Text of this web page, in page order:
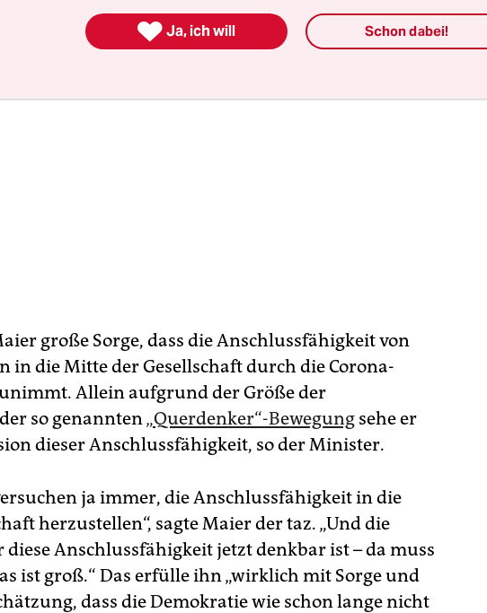
große Sorge, dass die Anschlussfähigkeit von
in die Mitte der Gesellschaft durch die Corona-
Allein aufgrund der Größe der
so genannten„Querdenker“-Bewegung sehe er
dieser Anschlussfähigkeit, so der Minister.
ja immer, die Anschlussfähigkeit in die
herzustellen“, sagte Maier der taz. „Und die
Anschlussfähigkeit jetzt denkbar ist – da muss
ist groß.“ Das erfülle ihn „wirklich mit Sorge und
dass die Demokratie wie schon lange nicht
 Ja, ich will Schon dabei!